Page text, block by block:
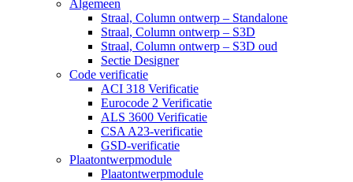
Algemeen
Straal, Column ontwerp – Standalone
Straal, Column ontwerp – S3D
Straal, Column ontwerp – S3D oud
Sectie Designer
Code verificatie
ACI 318 Verificatie
Eurocode 2 Verificatie
ALS 3600 Verificatie
CSA A23-verificatie
GSD-verificatie
Plaatontwerpmodule
Plaatontwerpmodule